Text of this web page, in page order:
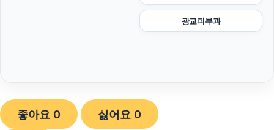
광교피부과
좋아요 0 싫어요 0